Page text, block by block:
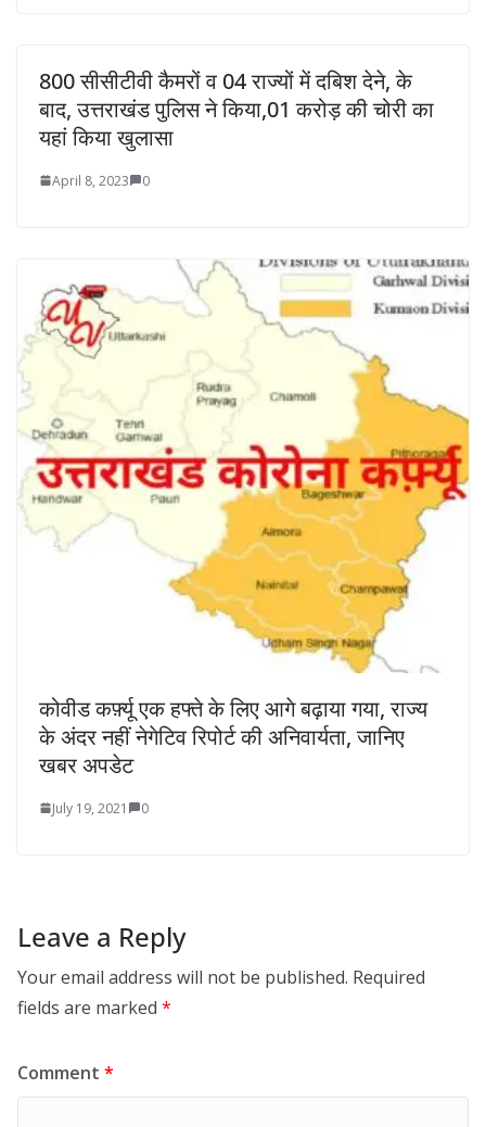
800 सीसीटीवी कैमरों व 04 राज्यों में दबिश देने, के
बाद, उत्तराखंड पुलिस ने किया,01 करोड़ की चोरी का
यहां किया खुलासा
April 8, 2023 0
कोवीड कर्फ़्यू एक हफ्ते के लिए आगे बढ़ाया गया, राज्य
के अंदर नहीं नेगेटिव रिपोर्ट की अनिवार्यता, जानिए
खबर अपडेट
July 19, 2021 0
Leave a Reply
Your email address will not be published. Required
fields are marked *
Comment *